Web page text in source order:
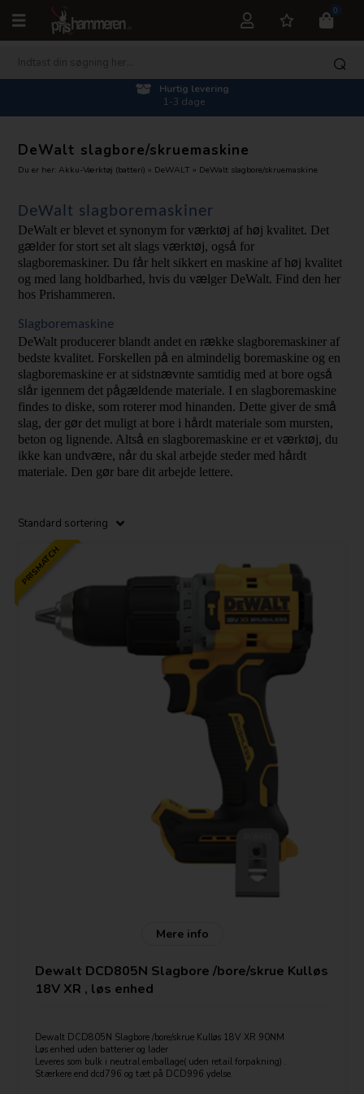
0
Kundeservice 27217878
man-fre 10.00-15.30
DeWalt slagbore/skruemaskine
Du er her:Akku-Værktøj (batteri) » DeWALT » DeWalt slagbore/skruemaskine
DeWalt slagboremaskiner
DeWalt er blevet et synonym for værktøj af høj kvalitet. Det
gælder for stort set alt slags værktøj, også for
slagboremaskiner. Du får helt sikkert en maskine af høj kvalitet
og med lang holdbarhed, hvis du vælger DeWalt. Find den her
hos Prishammeren.
Slagboremaskine
DeWalt producerer blandt andet en række slagboremaskiner af
bedste kvalitet. Forskellen på en almindelig boremaskine og en
slagboremaskine er at sidstnævnte samtidig med at bore ogs
slår igennem det pågældende materiale. I en slagboremaskine
findes to diske, som roterer mod hinanden. Dette giver de sm
slag, der gør det muligt at bore i hårdt materiale som mursten,
beton og lignende. Altså en slagboremaskine er et værktøj, du
ikke kan undvære, når du skal arbejde steder med hårdt
materiale. Den gør bare dit arbejde lettere.
PRISMATCH
Mere info
Dewalt DCD805N Slagbore /bore/skrue Kulløs
18V XR , løs enhed
Dewalt DCD805N Slagbore /bore/skrue Kulløs 18V XR 90NM
Løs enhed uden batterier og lader
Leveres som bulk i neutral emballage( uden retail forpakning) .
Stærkere end dcd796 og tæt på DCD996 ydelse.